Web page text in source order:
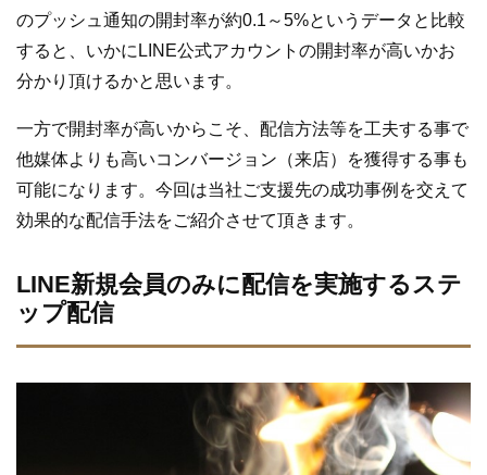
のプッシュ通知の開封率が約0.1～5%というデータと比較
すると、いかにLINE公式アカウントの開封率が高いかお
分かり頂けるかと思います。
一方で開封率が高いからこそ、配信方法等を工夫する事で
他媒体よりも高いコンバージョン（来店）を獲得する事も
可能になります。今回は当社ご支援先の成功事例を交えて
効果的な配信手法をご紹介させて頂きます。
LINE新規会員のみに配信を実施するステ
ップ配信